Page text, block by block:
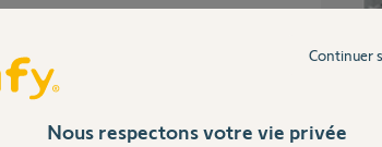
Nous respectons votre vie privée
Continuer